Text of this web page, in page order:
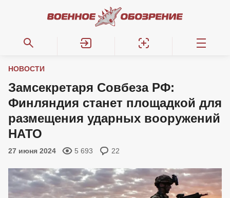
НОВОСТИ
Замсекретаря Совбеза РФ:
Финляндия станет площадкой для
размещения ударных вооружений
НАТО
27 июня 2024 5 693 22